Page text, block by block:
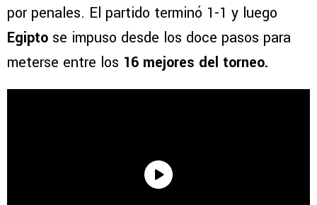
por penales. El partido terminó 1-1 y luego
Egipto se impuso desde los doce pasos para
meterse entre los 16 mejores del torneo.